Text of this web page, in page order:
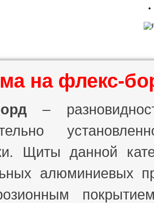
на флекс-
–
Щиты данной
алюминиевых